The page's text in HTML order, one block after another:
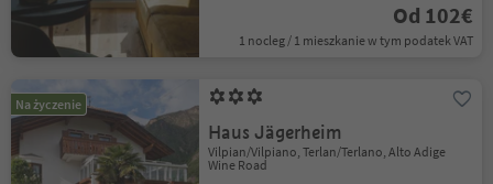
Od 102€
1 nocleg / 1 mieszkanie w tym podatek VAT
Na życzenie
Haus Jägerheim
Vilpian/Vilpiano, Terlan/Terlano, Alto Adige
Wine Road